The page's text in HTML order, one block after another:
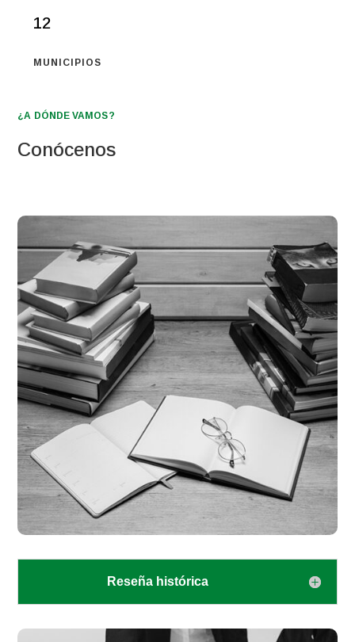
12
MUNICIPIOS
¿A DÓNDE VAMOS?
Conócenos
Reseña histórica